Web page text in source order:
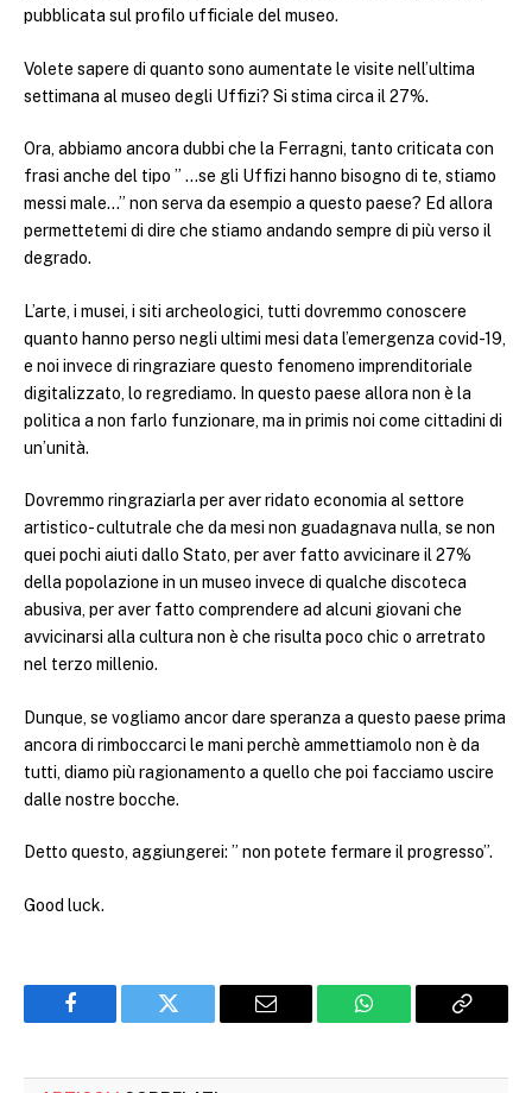
pubblicata sul profilo ufficiale del museo.
Volete sapere di quanto sono aumentate le visite nell’ultima
settimana al museo degli Uffizi? Si stima circa il 27%.
Ora, abbiamo ancora dubbi che la Ferragni, tanto criticata con
frasi anche del tipo ” …se gli Uffizi hanno bisogno di te, stiamo
messi male…” non serva da esempio a questo paese? Ed allora
permettetemi di dire che stiamo andando sempre di più verso il
degrado.
L’arte, i musei, i siti archeologici, tutti dovremmo conoscere
quanto hanno perso negli ultimi mesi data l’emergenza covid-19,
e noi invece di ringraziare questo fenomeno imprenditoriale
digitalizzato, lo regrediamo. In questo paese allora non è la
politica a non farlo funzionare, ma in primis noi come cittadini di
un’unità.
Dovremmo ringraziarla per aver ridato economia al settore
artistico- cultutrale che da mesi non guadagnava nulla, se non
quei pochi aiuti dallo Stato, per aver fatto avvicinare il 27%
della popolazione in un museo invece di qualche discoteca
abusiva, per aver fatto comprendere ad alcuni giovani che
avvicinarsi alla cultura non è che risulta poco chic o arretrato
nel terzo millenio.
Dunque, se vogliamo ancor dare speranza a questo paese prima
ancora di rimboccarci le mani perchè ammettiamolo non è da
tutti, diamo più ragionamento a quello che poi facciamo uscire
dalle nostre bocche.
Detto questo, aggiungerei: ” non potete fermare il progresso”.
Good luck.
Facebook Twitter Email WhatsApp Copy